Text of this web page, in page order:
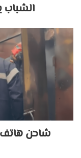
الشباب
شاحن هاتف